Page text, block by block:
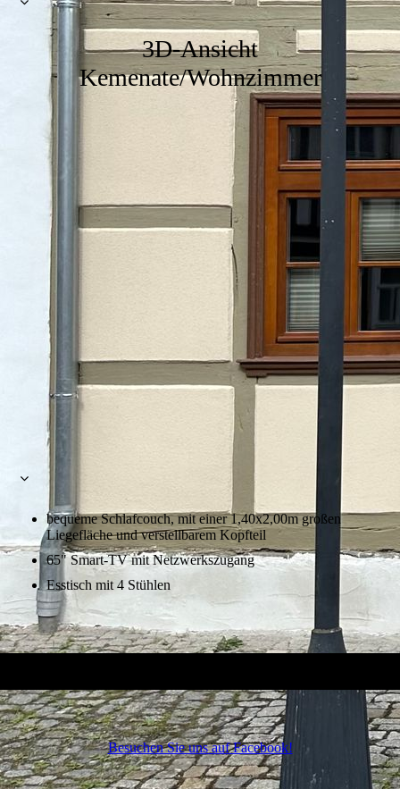
3D-Ansicht
Kemenate/Wohnzimmer
bequeme Schlafcouch, mit einer 1,40x2,00m großen
Liegefläche und verstellbarem Kopfteil
65" Smart-TV mit Netzwerkszugang
Esstisch mit 4 Stühlen
Besuchen Sie uns auf Facebook!